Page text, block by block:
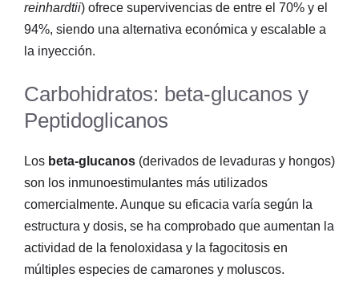
reinhardtii) ofrece supervivencias de entre el 70% y el
94%, siendo una alternativa económica y escalable a
la inyección.
Carbohidratos: beta-glucanos y
Peptidoglicanos
Los beta-glucanos (derivados de levaduras y hongos)
son los inmunoestimulantes más utilizados
comercialmente. Aunque su eficacia varía según la
estructura y dosis, se ha comprobado que aumentan la
actividad de la fenoloxidasa y la fagocitosis en
múltiples especies de camarones y moluscos.